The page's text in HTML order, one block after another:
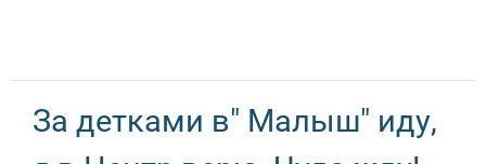
За детками в" Малыш" иду,